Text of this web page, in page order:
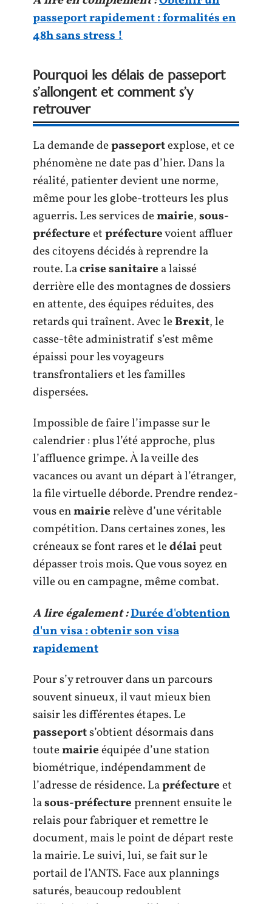
passeport rapidement : formalités en
48h sans stress !
Pourquoi les délais de passeport
s’allongent et comment s’y
retrouver
La demande depasseportexplose, et ce
phénomène ne date pas d’hier. Dans la
réalité, patienter devient une norme,
même pour les globe-trotteurs les plus
aguerris. Les services demairie,sous-
préfectureetpréfecturevoient affluer
des citoyens décidés à reprendre la
route. Lacrise sanitaire a laissé
derrière elle des montagnes de dossiers
en attente, des équipes réduites, des
retards qui traînent. Avec leBrexit, le
casse-tête administratif s’est même
épaissi pour les voyageurs
transfrontaliers et les familles
dispersées.
Impossible de faire l’impasse sur le
calendrier : plus l’été approche, plus
l’affluence grimpe. À la veille des
vacances ou avant un départ à l’étranger,
la file virtuelle déborde. Prendre rendez-
vous enmairierelève d’une véritable
compétition. Dans certaines zones, les
créneaux se font rares et ledélaipeut
dépasser trois mois. Que vous soyez en
ville ou en campagne, même combat.
A lire également :Durée d'obtention
d'un visa : obtenir son visa
rapidement
Pour s’y retrouver dans un parcours
souvent sinueux, il vaut mieux bien
saisir les différentes étapes. Le
passeports’obtient désormais dans
toutemairieéquipée d’une station
biométrique, indépendamment de
l’adresse de résidence. Lapréfectureet
lasous-préfectureprennent ensuite le
relais pour fabriquer et remettre le
document, mais le point de départ reste
la mairie. Le suivi, lui, se fait sur le
portail de l’ANTS. Face aux plannings
saturés, beaucoup redoublent